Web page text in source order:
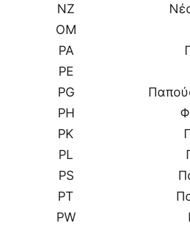
NZ
OM
PA
PE
PG
PH
PK
PL
PS
PT
PW